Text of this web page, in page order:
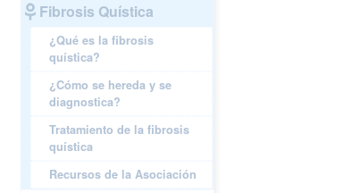
Fibrosis Quística
¿Qué es la fibrosis
quística?
¿Cómo se hereda y se
diagnostica?
Tratamiento de la fibrosis
quística
Recursos de la Asociación